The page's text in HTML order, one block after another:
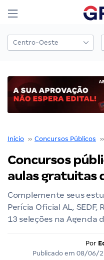
Início ›› Concursos Públicos ››
Concursos
aulas gratuitas
Complemente seus
Perícia Oficial AL,
13 seleções na Agenda
Por
Publicado em 08/06/